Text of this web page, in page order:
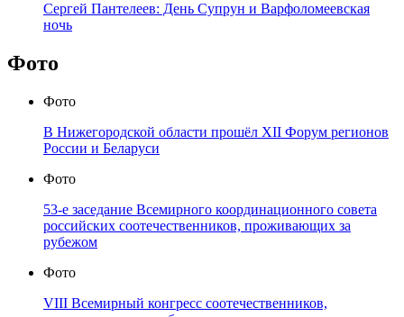
Сергей Пантелеев: День Супрун и Варфоломеевская
ночь
Фото
Фото
В Нижегородской области прошёл XII Форум регионов
России и Беларуси
Фото
53-е заседание Всемирного координационного совета
российских соотечественников, проживающих за
рубежом
Фото
VIII Всемирный конгресс соотечественников,